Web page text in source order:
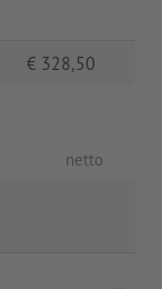
€ 328,50
netto